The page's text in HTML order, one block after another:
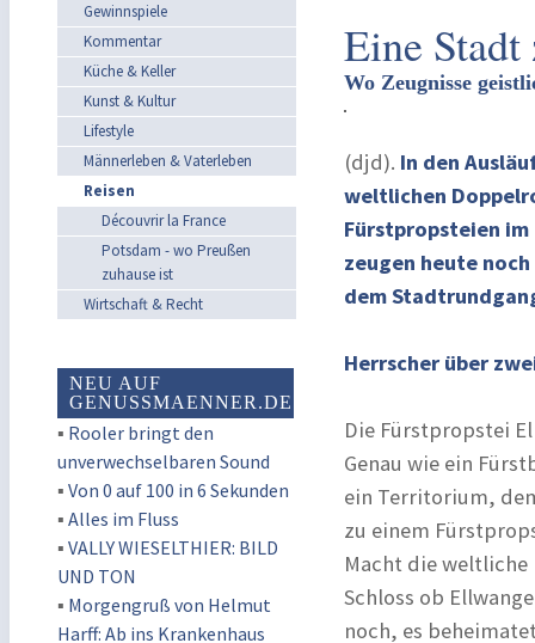
Gewinnspiele
Kommentar
Küche & Keller
Kunst & Kultur
Lifestyle
Männerleben & Vaterleben
Reisen
Découvrir la France
Potsdam - wo Preußen
zuhause ist
Wirtschaft & Recht
NEU AUF
GENUSSMAENNER.DE
▪ Rooler bringt den
unverwechselbaren Sound
▪ Von 0 auf 100 in 6 Sekunden
▪ Alles im Fluss
▪ VALLY WIESELTHIER: BILD
UND TON
▪ Morgengruß von Helmut
Harff: Ab ins Krankenhaus
Eine
Wo Zeugnisse
(djd). In den
weltlichen
Fürstpropsteien im
zeugen heute
dem
Herrscher über
Die Fürstpropstei
Genau wie ein
ein Territorium,
zu einem
Macht die weltliche
Schloss ob
noch, es